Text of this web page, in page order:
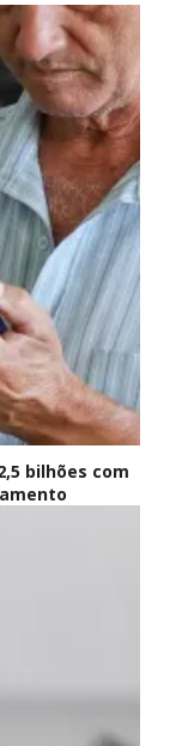
bilhões com